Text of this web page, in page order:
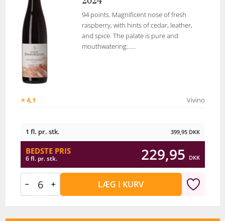
94 points. Magnificent nose of fresh
raspberry, with hints of cedar, leather,
and spice. The palate is pure and
mouthwatering......
⭐ 4,1 Vivino
1 fl. pr. stk. 399,95 DKK
BEDSTE PRIS
6 fl. pr. stk. 229,95 DKK
LÆG I KURV